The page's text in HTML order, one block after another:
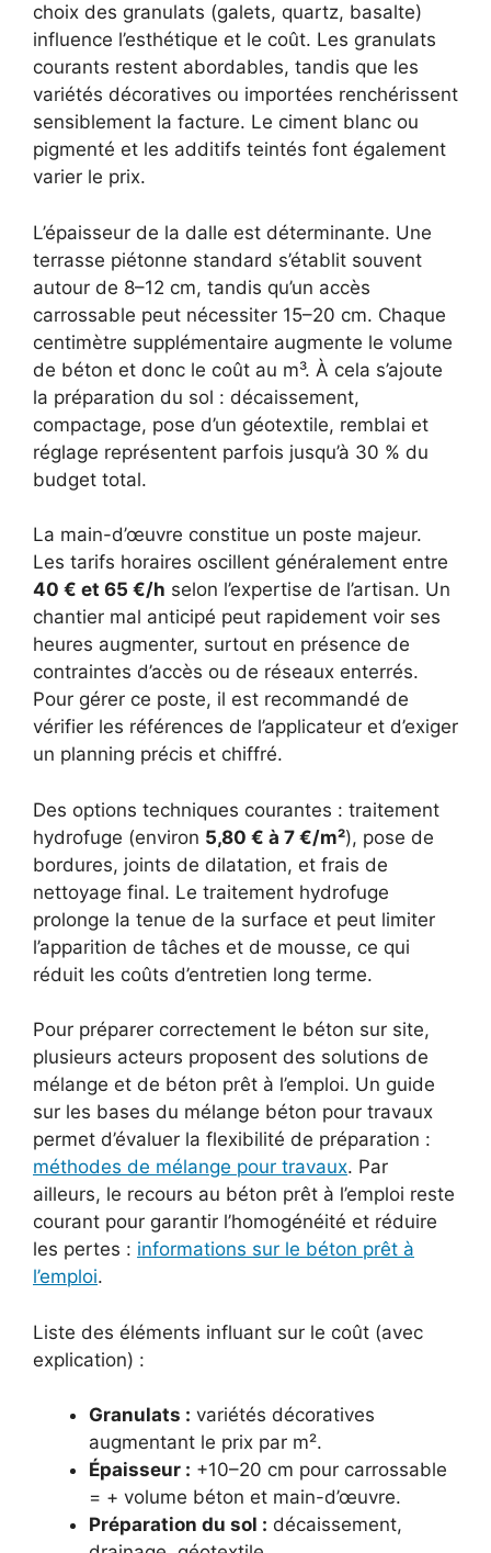
choix des granulats (galets, quartz, basalte)
influence l’esthétique et le coût. Les granulats
courants restent abordables, tandis que les
variétés décoratives ou importées renchérissent
sensiblement la facture. Le ciment blanc ou
pigmenté et les additifs teintés font également
varier le prix.
L’épaisseur de la dalle est déterminante. Une
terrasse piétonne standard s’établit souvent
autour de 8–12 cm, tandis qu’un accès
carrossable peut nécessiter 15–20 cm. Chaque
centimètre supplémentaire augmente le volume
de béton et donc le coût au m³. À cela s’ajoute
la préparation du sol : décaissement,
compactage, pose d’un géotextile, remblai et
réglage représentent parfois jusqu’à 30 % du
budget total.
La main-d’œuvre constitue un poste majeur.
Les tarifs horaires oscillent généralement entre
40 € et 65 €/h selon l’expertise de l’artisan. Un
chantier mal anticipé peut rapidement voir ses
heures augmenter, surtout en présence de
contraintes d’accès ou de réseaux enterrés.
Pour gérer ce poste, il est recommandé de
vérifier les références de l’applicateur et d’exiger
un planning précis et chiffré.
Des options techniques courantes : traitement
hydrofuge (environ 5,80 € à 7 €/m²), pose de
bordures, joints de dilatation, et frais de
nettoyage final. Le traitement hydrofuge
prolonge la tenue de la surface et peut limiter
l’apparition de tâches et de mousse, ce qui
réduit les coûts d’entretien long terme.
Pour préparer correctement le béton sur site,
plusieurs acteurs proposent des solutions de
mélange et de béton prêt à l’emploi. Un guide
sur les bases du mélange béton pour travaux
permet d’évaluer la flexibilité de préparation :
méthodes de mélange pour travaux. Par
ailleurs, le recours au béton prêt à l’emploi reste
courant pour garantir l’homogénéité et réduire
les pertes : informations sur le béton prêt à
l’emploi.
Liste des éléments influant sur le coût (avec
explication) :
Granulats : variétés décoratives
augmentant le prix par m².
Épaisseur : +10–20 cm pour carrossable
= + volume béton et main-d’œuvre.
Préparation du sol : décaissement,